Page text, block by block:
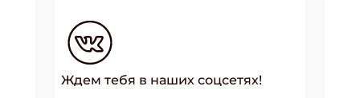
Ждем тебя в наших соцсетях!